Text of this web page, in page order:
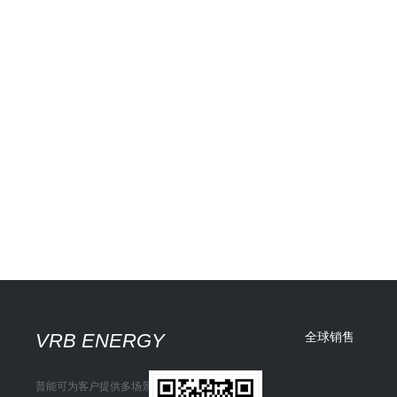
VRB ENERGY
普能可为客户提供多场景储能解决方案
全球销售